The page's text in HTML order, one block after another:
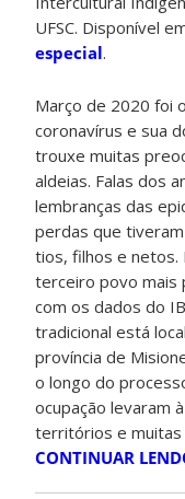
UFSC. Disponível
especial.
Março de 2020 foi
coronavírus e sua
trouxe muitas
aldeias. Falas dos
lembranças das
perdas que
tios, filhos e netos.
terceiro povo mais
com os dados do
tradicional está
província de
o longo do
ocupação levaram
territórios e muitas
CONTINUAR